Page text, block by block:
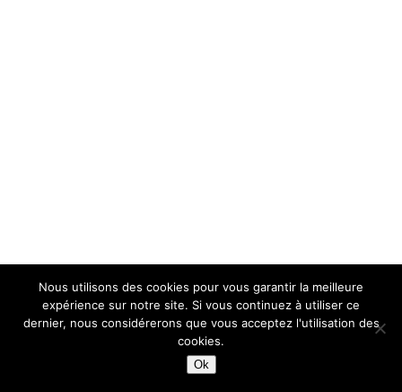
Nous utilisons des cookies pour vous garantir la meilleure
expérience sur notre site. Si vous continuez à utiliser ce
dernier, nous considérerons que vous acceptez l'utilisation des
cookies.
Ok